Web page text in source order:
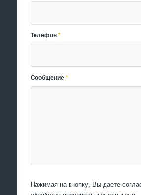
Телефон*
Сообщение*
Нажимая на кнопку, Вы даете